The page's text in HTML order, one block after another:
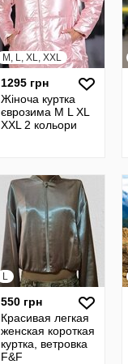
M, L, XL, XXL
1295 грн
Жіноча куртка
єврозима M L XL
XXL 2 кольори
L
550 грн
Красивая легкая
женская короткая
куртка, ветровка
F&F